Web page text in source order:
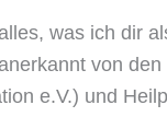
was ich dir
von
e.V.) und